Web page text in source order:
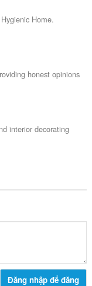
Home.
honest opinions
interior decorating
Đăng nhập để đăng